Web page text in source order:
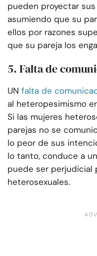
pueden proyectar
asumiendo que su
ellos por razones
que su pareja los
5. Falta de
UN falta de
al heteropesimismo
Si las mujeres
parejas no se
lo peor de sus
lo tanto, conduce a
puede ser perjudicial
heterosexuales.